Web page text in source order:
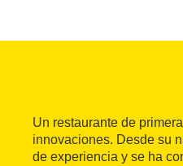
Un restaurante de
innovaciones. Desde su
de experiencia y se ha